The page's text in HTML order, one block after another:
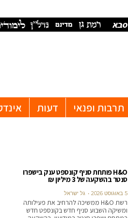
תרבות ופנאי דעות
H&O פותחת סניף קונספט ענק בישפרו
סנטר בהשקעה של 3 מיליון ₪
5 באוגוסט 2026 גל ישראל
רשת H&O ממשיכה להרחיב את פעילותה
ומשיקה השבוע סניף חדש בקונספט חדש